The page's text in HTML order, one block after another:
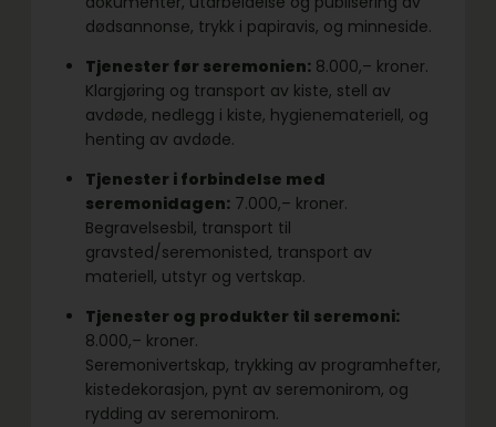
dødsannonse, trykk i papiravis, og minneside.
Tjenester før seremonien: 8.000,– kroner.
Klargjøring og transport av kiste, stell av
avdøde, nedlegg i kiste, hygienemateriell, og
henting av avdøde.
Tjenester i forbindelse med
seremonidagen: 7.000,– kroner.
Begravelsesbil, transport til
gravsted/seremonisted, transport av
materiell, utstyr og vertskap.
Tjenester og produkter til seremoni:
8.000,– kroner.
Seremonivertskap, trykking av programhefter,
kistedekorasjon, pynt av seremonirom, og
rydding av seremonirom.